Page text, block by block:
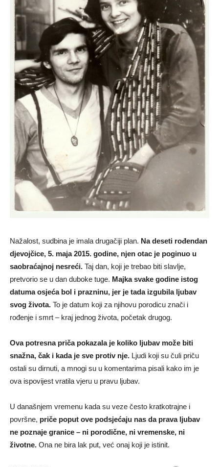
Nažalost, sudbina je imala drugačiji plan. Na deseti rođendan
djevojčice, 5. maja 2015. godine, njen otac je poginuo u
saobraćajnoj nesreći. Taj dan, koji je trebao biti slavlje,
pretvorio se u dan duboke tuge. Majka svake godine istog
datuma osjeća bol i prazninu, jer je tada izgubila ljubav
svog života. To je datum koji za njihovu porodicu znači i
rođenje i smrt – kraj jednog života, početak drugog.
Ova potresna priča pokazala je koliko ljubav može biti
snažna, čak i kada je sve protiv nje. Ljudi koji su čuli priču
ostali su dirnuti, a mnogi su u komentarima pisali kako im je
ova ispovijest vratila vjeru u pravu ljubav.
U današnjem vremenu kada su veze često kratkotrajne i
površne, priče poput ove podsjećaju nas da prava ljubav
ne poznaje granice – ni porodične, ni vremenske, ni
životne. Ona ne bira lak put, već onaj koji je istinit.